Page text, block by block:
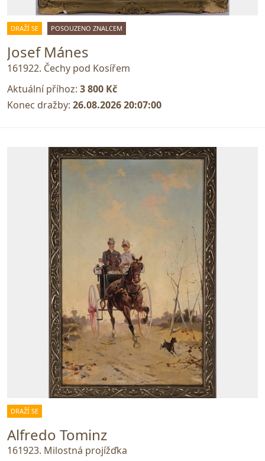
DRAŽÍ SE POSOUZENO ZNALCEM
Josef Mánes
161922. Čechy pod Kosířem
Aktuální příhoz: 3 800 Kč
Konec dražby: 26.08.2026 20:07:00
DRAŽÍ SE
Alfredo Tominz
161923. Milostná projížďka